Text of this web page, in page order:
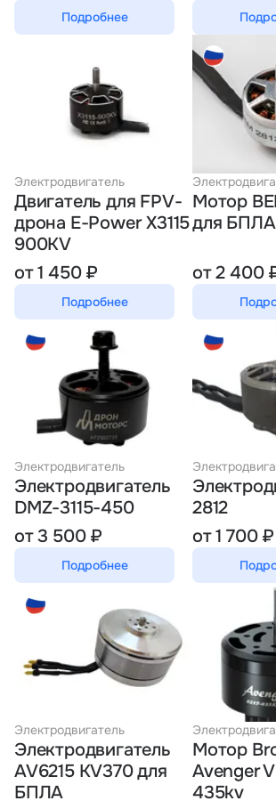
Подробнее
Электродвигатель
Двигатель для FPV-
дрона E-Power X3115
900KV
от 1 450 ₽
Подробнее
Мотор
для БПЛА
от 2 400
Электродвигатель
Электродвигатель
DMZ-3115-450
от 3 500 ₽
Подробнее
2812
от 1 700 ₽
Электродвигатель
Электродвигатель
AV6215 KV370 для
БПЛА
Мотор
Avenger
435kv